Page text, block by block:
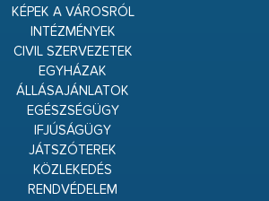
KÉPEK A VÁROSRÓL
INTÉZMÉNYEK
CIVIL SZERVEZETEK
EGYHÁZAK
ÁLLÁSAJÁNLATOK
EGÉSZSÉGÜGY
IFJÚSÁGÜGY
JÁTSZÓTEREK
KÖZLEKEDÉS
RENDVÉDELEM